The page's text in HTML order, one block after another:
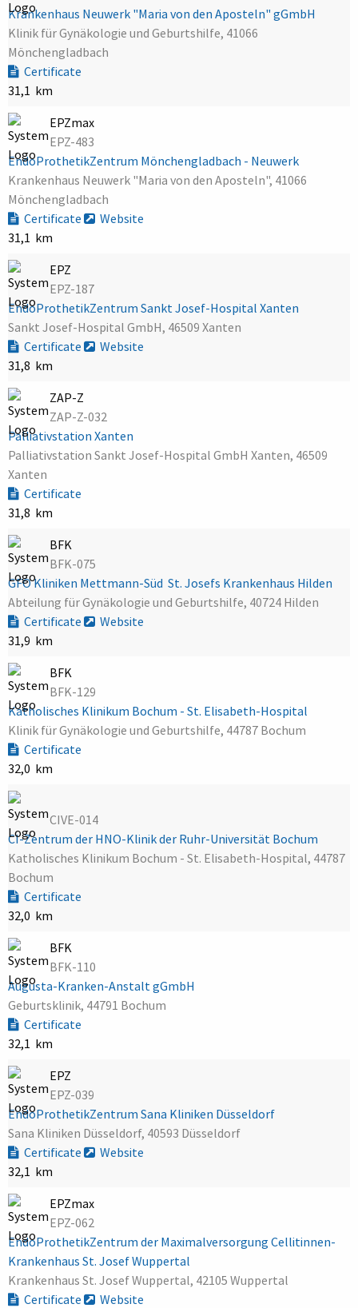
Krankenhaus Neuwerk "Maria von den Aposteln" gGmbH
Klinik für Gynäkologie und Geburtshilfe, 41066
Mönchengladbach
Certificate
31,1 km
EPZmax
EPZ-483
EndoProthetikZentrum Mönchengladbach - Neuwerk
Krankenhaus Neuwerk "Maria von den Aposteln", 41066
Mönchengladbach
Certificate
Website
31,1 km
EPZ
EPZ-187
EndoProthetikZentrum Sankt Josef-Hospital Xanten
Sankt Josef-Hospital GmbH, 46509 Xanten
Certificate
Website
31,8 km
ZAP-Z
ZAP-Z-032
Palliativstation Xanten
Palliativstation Sankt Josef-Hospital GmbH Xanten, 46509
Xanten
Certificate
31,8 km
BFK
BFK-075
GFO Kliniken Mettmann-Süd  St. Josefs Krankenhaus Hilden
Abteilung für Gynäkologie und Geburtshilfe, 40724 Hilden
Certificate
Website
31,9 km
BFK
BFK-129
Katholisches Klinikum Bochum - St. Elisabeth-Hospital
Klinik für Gynäkologie und Geburtshilfe, 44787 Bochum
Certificate
32,0 km
CIVE-014
CI-Zentrum der HNO-Klinik der Ruhr-Universität Bochum
Katholisches Klinikum Bochum - St. Elisabeth-Hospital, 44787
Bochum
Certificate
32,0 km
BFK
BFK-110
Augusta-Kranken-Anstalt gGmbH
Geburtsklinik, 44791 Bochum
Certificate
32,1 km
EPZ
EPZ-039
EndoProthetikZentrum Sana Kliniken Düsseldorf
Sana Kliniken Düsseldorf, 40593 Düsseldorf
Certificate
Website
32,1 km
EPZmax
EPZ-062
EndoProthetikZentrum der Maximalversorgung Cellitinnen-
Krankenhaus St. Josef Wuppertal
Krankenhaus St. Josef Wuppertal, 42105 Wuppertal
Certificate
Website